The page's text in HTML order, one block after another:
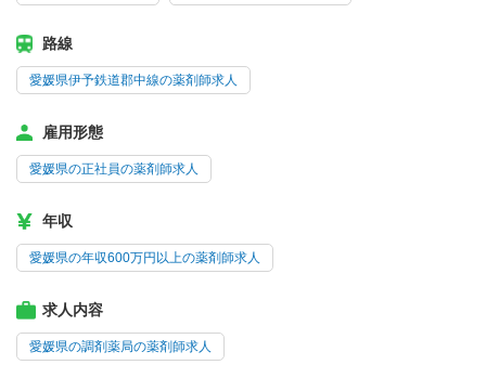
路線
愛媛県伊予鉄道郡中線の薬剤師求人
雇用形態
愛媛県の正社員の薬剤師求人
年収
愛媛県の年収600万円以上の薬剤師求人
求人内容
愛媛県の調剤薬局の薬剤師求人